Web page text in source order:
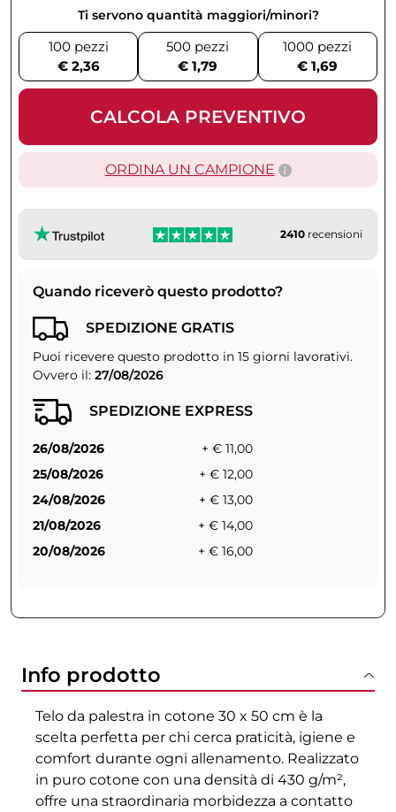
Ti servono quantità maggiori/minori?
100 pezzi
€ 2,36
500 pezzi
€ 1,79
1000 pezzi
€ 1,69
CALCOLA PREVENTIVO
ORDINA UN CAMPIONE
2410 recensioni
Quando riceverò questo prodotto?
SPEDIZIONE GRATIS
Puoi ricevere questo prodotto in 15 giorni lavorativi.
Ovvero il: 27/08/2026
SPEDIZIONE EXPRESS
26/08/2026
+ € 11,00
25/08/2026
+ € 12,00
24/08/2026
+ € 13,00
21/08/2026
+ € 14,00
20/08/2026
+ € 16,00
Info prodotto
Telo da palestra in cotone 30 x 50 cm è la
scelta perfetta per chi cerca praticità, igiene e
comfort durante ogni allenamento. Realizzato
in puro cotone con una densità di 430 g/m²,
offre una straordinaria morbidezza a contatto